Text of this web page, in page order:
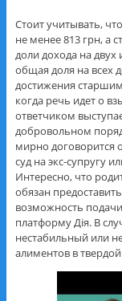
Стоит учитывать,
не менее 813 грн, а
доли дохода на двух
общая доля на всех
достижения
когда речь идет о
ответчиком
добровольном
мирно договорится
суд на экс-супругу
Интересно, что
обязан
возможность
платформу Дія. В
нестабильный или
алиментов в